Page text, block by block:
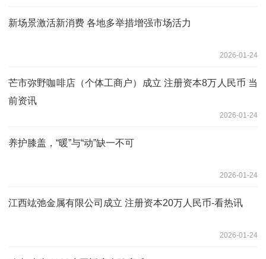
新场景激活新消费 各地多举措增强市场活力
2026-01-24
芒市弥野咖啡店（个体工商户）成立 注册资本8万人民币 当
前资讯
2026-01-24
养护膝盖，“暖”与“动”缺一不可
2026-01-24
江西竑弛金属有限公司成立 注册资本20万人民币-看热讯
2026-01-24